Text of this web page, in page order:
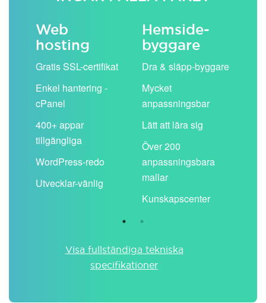
Web
hosting
Gratis SSL-certifikat
Enkel hantering -
cPanel
400+ appar
tillgängliga
WordPress-redo
Utvecklar-vänlig
Hemside­
byggare
Dra & släpp-byggare
Mycket
anpassningsbar
Lätt att lära sig
Över 200
anpassningsbara
mallar
Kunskapscenter
Visa fullständiga tekniska
specifikationer